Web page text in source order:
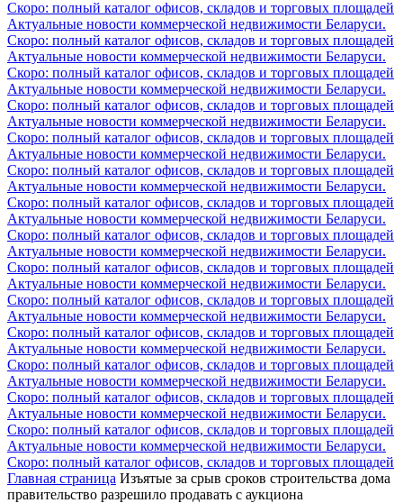
Скоро: полный каталог офисов, складов и торговых площадей
Актуальные новости коммерческой недвижимости Беларуси.
Скоро: полный каталог офисов, складов и торговых площадей
Актуальные новости коммерческой недвижимости Беларуси.
Скоро: полный каталог офисов, складов и торговых площадей
Актуальные новости коммерческой недвижимости Беларуси.
Скоро: полный каталог офисов, складов и торговых площадей
Актуальные новости коммерческой недвижимости Беларуси.
Скоро: полный каталог офисов, складов и торговых площадей
Актуальные новости коммерческой недвижимости Беларуси.
Скоро: полный каталог офисов, складов и торговых площадей
Актуальные новости коммерческой недвижимости Беларуси.
Скоро: полный каталог офисов, складов и торговых площадей
Актуальные новости коммерческой недвижимости Беларуси.
Скоро: полный каталог офисов, складов и торговых площадей
Актуальные новости коммерческой недвижимости Беларуси.
Скоро: полный каталог офисов, складов и торговых площадей
Актуальные новости коммерческой недвижимости Беларуси.
Скоро: полный каталог офисов, складов и торговых площадей
Актуальные новости коммерческой недвижимости Беларуси.
Скоро: полный каталог офисов, складов и торговых площадей
Актуальные новости коммерческой недвижимости Беларуси.
Скоро: полный каталог офисов, складов и торговых площадей
Актуальные новости коммерческой недвижимости Беларуси.
Скоро: полный каталог офисов, складов и торговых площадей
Актуальные новости коммерческой недвижимости Беларуси.
Скоро: полный каталог офисов, складов и торговых площадей
Актуальные новости коммерческой недвижимости Беларуси.
Скоро: полный каталог офисов, складов и торговых площадей
Главная страница Изъятые за срыв сроков строительства дома
правительство разрешило продавать с аукциона